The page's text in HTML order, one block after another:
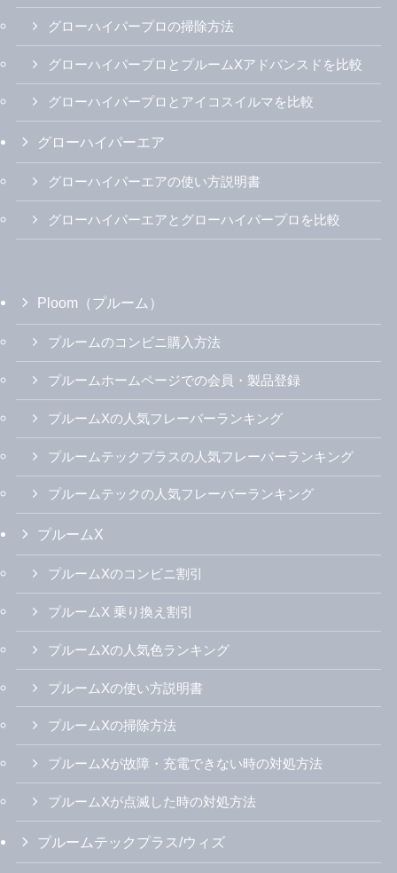
グローハイパープロの掃除方法
グローハイパープロとプルームXアドバンスドを比較
グローハイパープロとアイコスイルマを比較
グローハイパーエア
グローハイパーエアの使い方説明書
グローハイパーエアとグローハイパープロを比較
Ploom（プルーム）
プルームのコンビニ購入方法
プルームホームページでの会員・製品登録
プルームXの人気フレーバーランキング
プルームテックプラスの人気フレーバーランキング
プルームテックの人気フレーバーランキング
プルームX
プルームXのコンビニ割引
プルームX 乗り換え割引
プルームXの人気色ランキング
プルームXの使い方説明書
プルームXの掃除方法
プルームXが故障・充電できない時の対処方法
プルームXが点滅した時の対処方法
プルームテックプラス/ウィズ